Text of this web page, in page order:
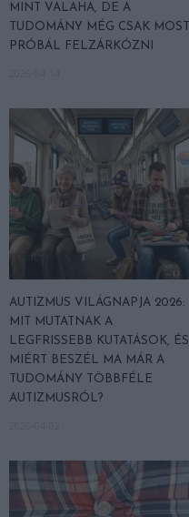
MINT VALAHA, DE A
TUDOMÁNY MÉG CSAK MOST
PRÓBÁL FELZÁRKÓZNI
AUTIZMUS VILÁGNAPJA 2026:
MIT MUTATNAK A
LEGFRISSEBB KUTATÁSOK, ÉS
MIÉRT BESZÉL MA MÁR A
TUDOMÁNY TÖBBFÉLE
AUTIZMUSRÓL?